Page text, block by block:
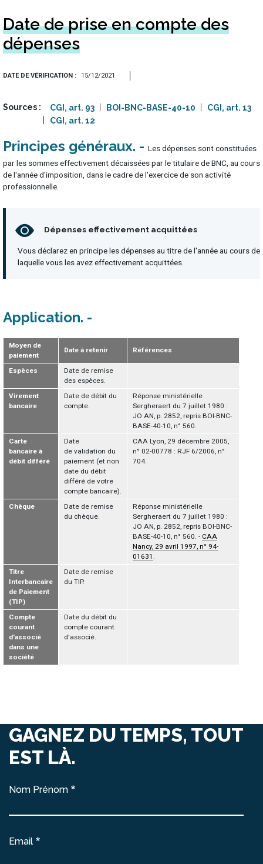
Date de prise en compte des
dépenses
DATE DE VÉRIFICATION 15/12/2021
Sources CGI, art. 93 BOI-BNC-BASE-40-10
CGI, art. 13
CGI, art. 12
Principes généraux
Les dépenses sont constituées
par les sommes effectivement décaissées par le titulaire de BNC, au cours
de l'année d'imposition, dans le cadre de l'exercice de son activité
professionnelle.
Dépenses effectivement acquittées
Vous déclarez en principe les dépenses au titre de l'année au cours de
laquelle vous les avez effectivement acquittées.
Application
Moyen de
paiement
Date à retenir Références
Espèces
Date de remise
des espèces.
Virement
bancaire
Date de débit du
compte.
Réponse ministérielle
Sergheraert du 7 juillet 1980 :
JO AN, p. 2852, repris BOI-BNC-
BASE-40-10, n° 560.
Carte
bancaire à
débit différé
Date
de validation du
paiement (et non
date du débit
différé de votre
compte bancaire).
CAA Lyon, 29 décembre 2005,
n° 02-00778 : RJF 6/2006, n°
704.
Chèque
Date de remise
du chèque.
Réponse ministérielle
Sergheraert du 7 juillet 1980 :
JO AN, p. 2852, repris BOI-BNC-
BASE-40-10, n° 560. - CAA
Nancy, 29 avril 1997, n° 94-
01631 .
Titre
Interbancaire
de Paiement
(TIP)
Date de remise
du TIP.
Compte
courant
d'associé
dans une
société
Date du débit du
compte courant
d'associé.
GAGNEZ DU TEMPS, TOUT
EST LÀ.
Nom Prénom
Email